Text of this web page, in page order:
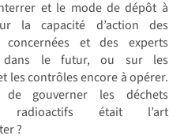
et le mode de dépôt à
la capacité d’action des
concernées et des experts
dans le futur, ou sur les
les contrôles encore à opérer.
gouverner les déchets
radioactifs était l’art
?